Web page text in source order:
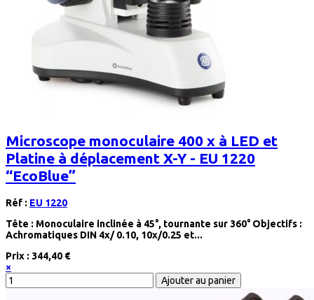
Microscope monoculaire 400 x à LED et
Platine à déplacement X-Y - EU 1220
“EcoBlue”
Réf : EU 1220
Tête : Monoculaire inclinée à 45°, tournante sur 360° Objectifs :
Achromatiques DIN 4x/ 0.10, 10x/0.25 et...
Prix : 344,40 €
×